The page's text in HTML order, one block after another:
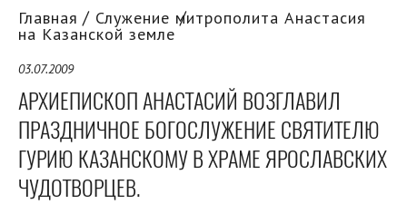
Главная Служение митрополита Анастасия
на Казанской земле
03.07.2009
АРХИЕПИСКОП АНАСТАСИЙ ВОЗГЛАВИЛ
ПРАЗДНИЧНОЕ БОГОСЛУЖЕНИЕ СВЯТИТЕЛЮ
ГУРИЮ КАЗАНСКОМУ В ХРАМЕ ЯРОСЛАВСКИХ
ЧУДОТВОРЦЕВ.